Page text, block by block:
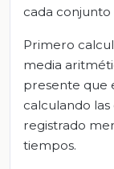
cada conjunto
Primero
media
presente que
calculando
registrado
tiempos.